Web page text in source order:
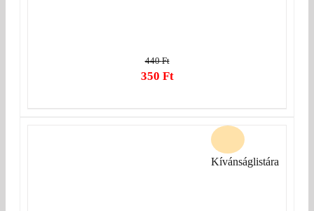
440Ft
Original
350 Ft
Kívánságlistára